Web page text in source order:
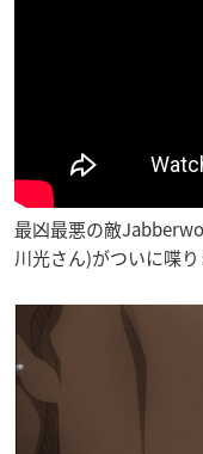
最凶最悪の敵
川光さん)がついに喋り